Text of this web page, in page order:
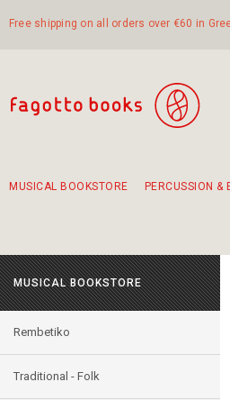
Free shipping on all orders over €60 in
MUSICAL BOOKSTORE PERCUSSION &
MUSICAL BOOKSTORE
Rembetiko
Traditional - Folk